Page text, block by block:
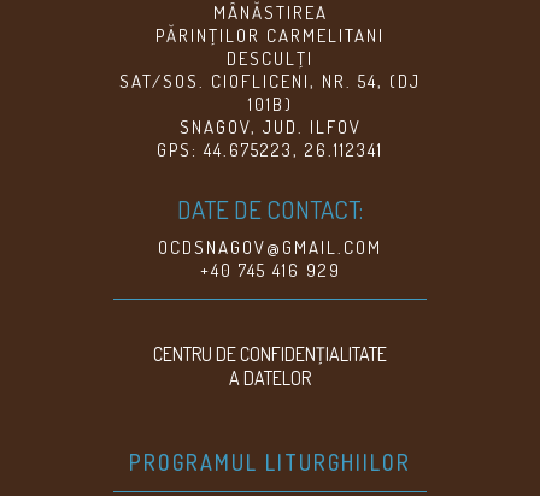
MÂNĂSTIREA
PĂRINŢILOR CARMELITANI
DESCULŢI
SAT/SOS. CIOFLICENI, NR. 54, (DJ
101B)
SNAGOV, JUD. ILFOV
GPS: 44.675223, 26.112341
DATE DE CONTACT:
OCDSNAGOV@GMAIL.COM
+40 745 416 929
CENTRU DE CONFIDENŢIALITATE
A DATELOR
PROGRAMUL LITURGHIILOR